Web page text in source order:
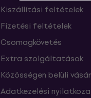
Kiszállítási feltételek
Fizetési feltételek
Csomagkövetés
Extra szolgáltatások
Közösségen belüli
Adatkezelési